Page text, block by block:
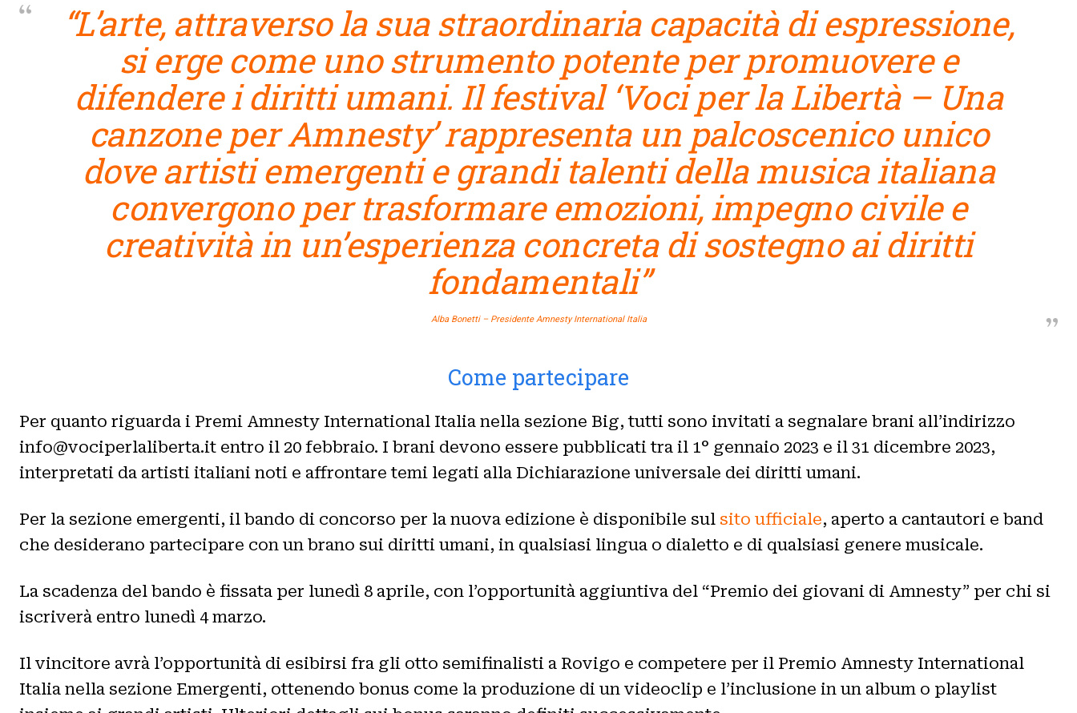
“L’arte, attraverso la sua straordinaria capacità di espressione,
si erge come uno strumento potente per promuovere e
difendere i diritti umani. Il festival ‘Voci per la Libertà – Una
canzone per Amnesty’ rappresenta un palcoscenico unico
dove artisti emergenti e grandi talenti della musica italiana
convergono per trasformare emozioni, impegno civile e
creatività in un’esperienza concreta di sostegno ai diritti
fondamentali”
Alba Bonetti – Presidente Amnesty International Italia
Come partecipare
Per quanto riguarda i Premi Amnesty International Italia nella sezione Big, tutti sono invitati a segnalare brani all’indirizzo
info@vociperlaliberta.it entro il 20 febbraio. I brani devono essere pubblicati tra il 1° gennaio 2023 e il 31 dicembre 2023,
interpretati da artisti italiani noti e affrontare temi legati alla Dichiarazione universale dei diritti umani.
Per la sezione emergenti, il bando di concorso per la nuova edizione è disponibile sul sito ufficiale, aperto a cantautori e band
che desiderano partecipare con un brano sui diritti umani, in qualsiasi lingua o dialetto e di qualsiasi genere musicale.
La scadenza del bando è fissata per lunedì 8 aprile, con l’opportunità aggiuntiva del “Premio dei giovani di Amnesty” per chi si
iscriverà entro lunedì 4 marzo.
Il vincitore avrà l’opportunità di esibirsi fra gli otto semifinalisti a Rovigo e competere per il Premio Amnesty International
Italia nella sezione Emergenti, ottenendo bonus come la produzione di un videoclip e l’inclusione in un album o playlist